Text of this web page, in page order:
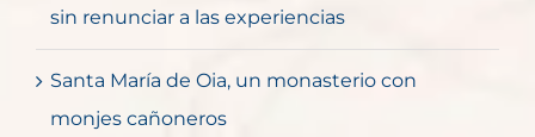
sin renunciar a las experiencias
Santa María de Oia, un monasterio con
monjes cañoneros